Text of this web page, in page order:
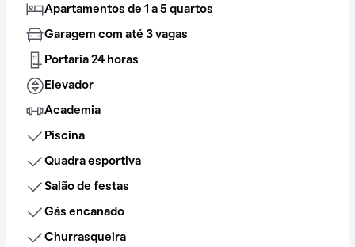
Apartamentos de 1 a 5 quartos
Garagem com até 3 vagas
Portaria 24 horas
Elevador
Academia
Piscina
Quadra esportiva
Salão de festas
Gás encanado
Churrasqueira